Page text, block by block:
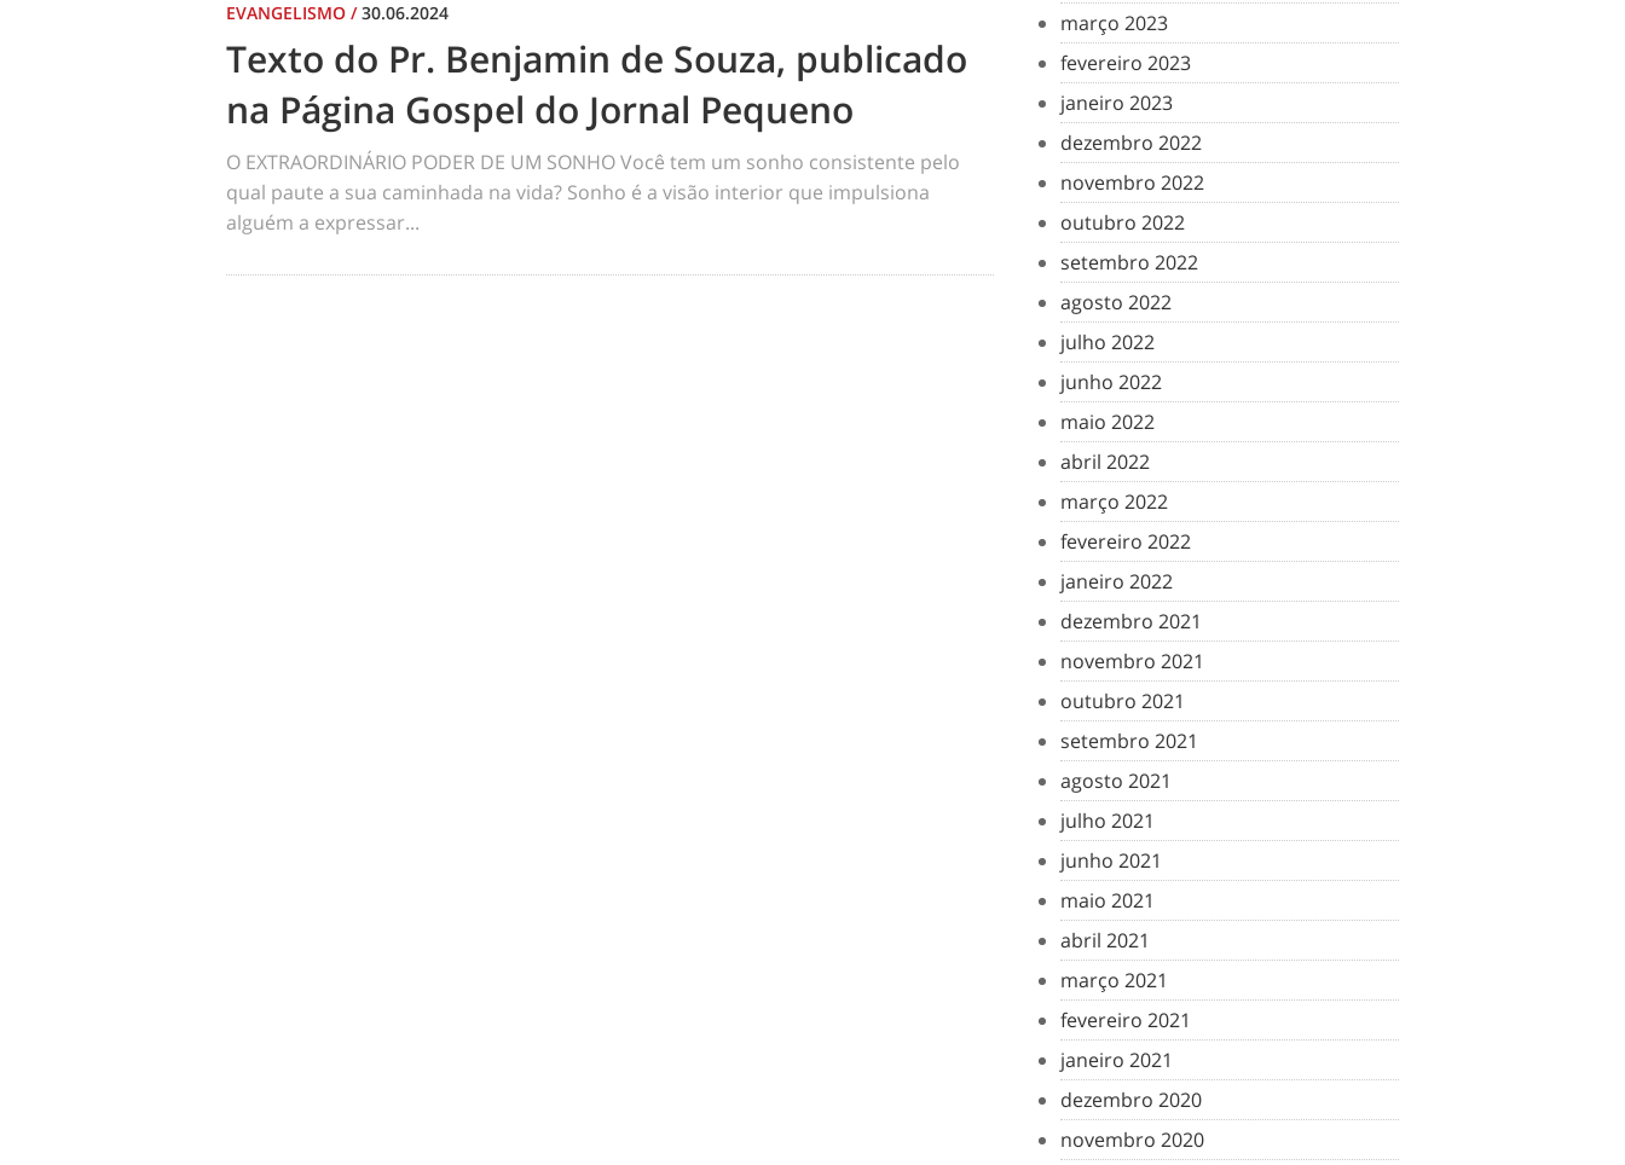
EVANGELISMO /30.06.2024
Texto do Pr. Benjamin de Souza, publicado
na Página Gospel do Jornal Pequeno
O EXTRAORDINÁRIO PODER DE UM SONHO Você tem um sonho consistente pelo
qual paute a sua caminhada na vida? Sonho é a visão interior que impulsiona
alguém a expressar...
março 2023
fevereiro 2023
janeiro 2023
dezembro 2022
novembro 2022
outubro 2022
setembro 2022
agosto 2022
julho 2022
junho 2022
maio 2022
abril 2022
março 2022
fevereiro 2022
janeiro 2022
dezembro 2021
novembro 2021
outubro 2021
setembro 2021
agosto 2021
julho 2021
junho 2021
maio 2021
abril 2021
março 2021
fevereiro 2021
janeiro 2021
dezembro 2020
novembro 2020